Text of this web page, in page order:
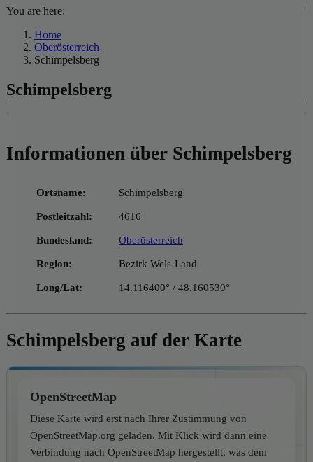
You are here:
Home
Oberösterreich
Schimpelsberg
Schimpelsberg
Informationen über Schimpelsberg
Ortsname: Schimpelsberg
Postleitzahl: 4616
Bundesland: Oberösterreich
Region: Bezirk Wels-Land
Long/Lat: 14.116400° / 48.160530°
Schimpelsberg auf der Karte
OpenStreetMap
Diese Karte wird erst nach Ihrer Zustimmung von
OpenStreetMap.org geladen. Mit Klick wird dann eine
Verbindung nach OpenStreetMap hergestellt, was dem